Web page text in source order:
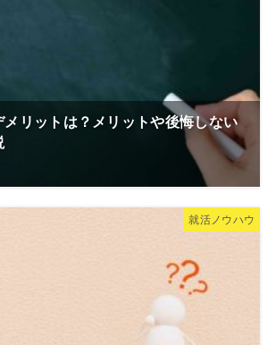
メリットは？メリットや後悔しない
就活ノウハウ